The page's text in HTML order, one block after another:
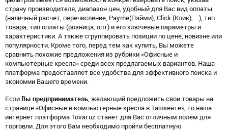
страну производителя, диапазон цен, удобный для Вас вид оплаты
(наличный расчет, перечисление, Payme(Пэйми), Click (Клик), ...), тип
товара, тип оплаты (розница, опт) и его ключевые параметры и
характеристики. А также сгруппировать позиции по цене, новизне или
популярности. Кроме того, перед тем как купить, Вы можете
сравнить похожие предложения из рубрики «Офисные и
компьютерные кресла» среди всех предлагаемых вариантов. Наша
платформа предоставляет все удобства для эффективного поиска и
экономии Вашего времени.
Если Вы предприниматель, желающий предложить свои товары на
странице «Офисные и компьютерные кресла в Ташкенте», то наша
интернет платформа Tovar.uz станет для Вас отличным полем для
торговли. Для этого Вам необходимо пройти бесплатную